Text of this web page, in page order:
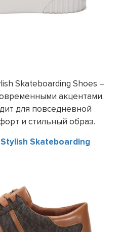
Skateboarding Shoes –
акцентами.
для повседневной
и стильный образ.
Stylish Skateboarding